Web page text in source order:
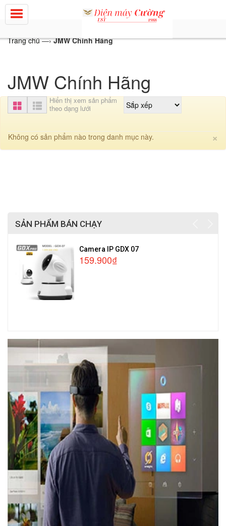
Trang chủ—› JMW Chính Hãng
JMW Chính Hãng
Hiển thị xem sản phẩm
theo dạng lưới
×
Không có sản phẩm nào trong danh mục này.
SẢN PHẨM BÁN CHẠY
Camera IP GDX 07
159.900₫